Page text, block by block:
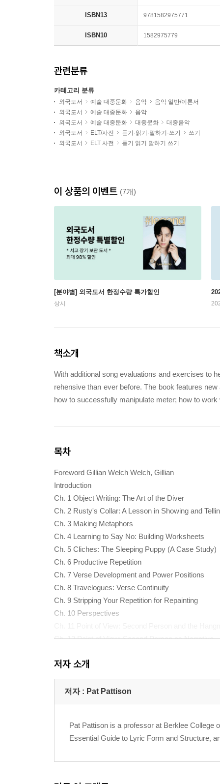
ISBN13 9781582975771
ISBN10 1582975779
관련분류
카테고리 분류
외국도서 예술 대중문화 음악
음악 일반/이론서
외국도서
예술 대중문화
음악
외국도서
예술 대중문화 대중문화
대중음악
외국도서
ELT/사전 듣기·읽기·말하기·쓰기
쓰기
외국도서
ELT 사전 듣기 읽기 말하기 쓰기
이 상품의 이벤트 (7개)
[분야별] 외국도서 한정수량 특가할인
상시
책소개
With additional song evaluations and exercises to
rehensive than ever before. The book features
how to successfully manipulate meter; how to
목차
Foreword Gillian Welch Welch, Gillian
Introduction
Ch. 1 Object Writing: The Art of the Diver
Ch. 2 Rusty's Collar: A Lesson in Showing and
Ch. 3 Making Metaphors
Ch. 4 Learning to Say No: Building Worksheets
Ch. 5 Cliches: The Sleeping Puppy (A Case Study)
Ch. 6 Productive Repetition
Ch. 7 Verse Development and Power Positions
Ch. 8 Travelogues: Verse Continuity
Ch. 9 Stripping Your Repetition for Repainting
Ch. 10 Perspectives
Ch. 12 Point of View: Second Person as Narrative
Ch. 14 Meter: Something in Common
Ch. 15 Spotlighting With Common Meter
Ch. 16 Meter: Two by Two
Ch. 19 Understanding Motion
Ch. 20 Form Follows Function: Building the Perfect
저자 소개
저자 : Pat Pattison
Pat Pattison is a professor at Berklee College
Essential Guide to Lyric Form and Structure,